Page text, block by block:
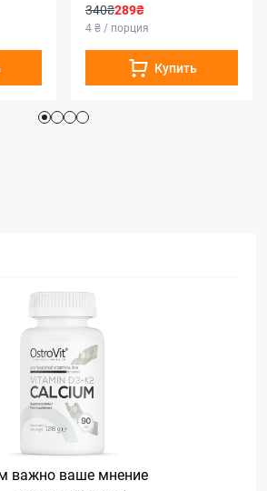
340₴289₴
4 ₴ / порция
Купить
важно ваше мнение